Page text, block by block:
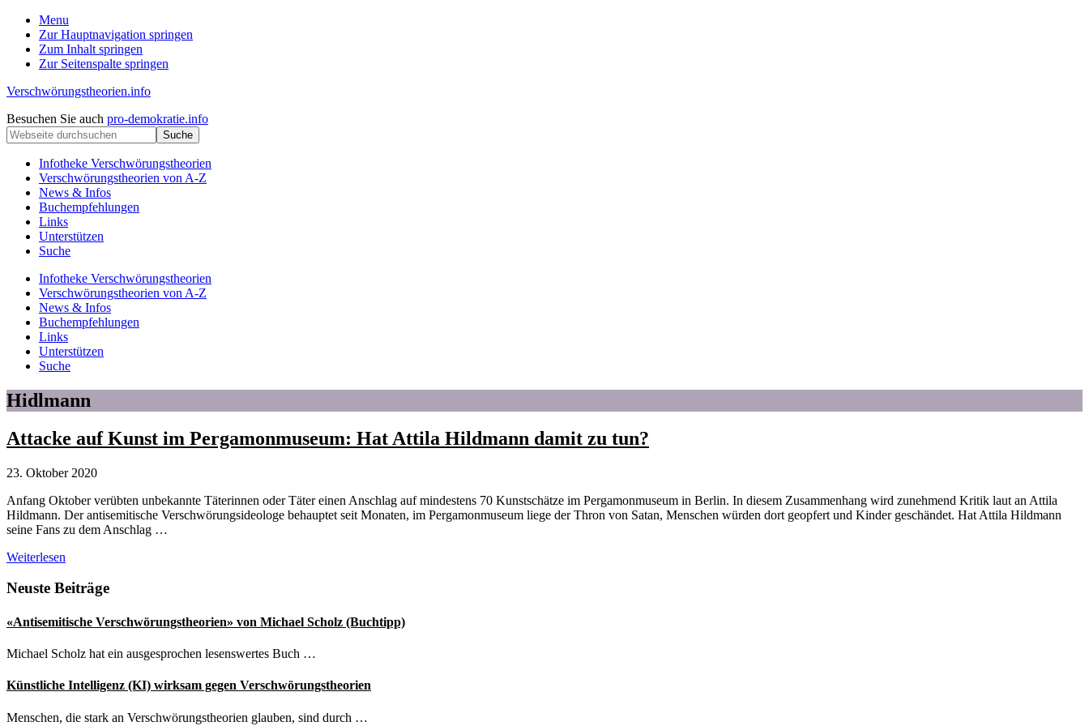
Menu
Zur Hauptnavigation springen
Zum Inhalt springen
Zur Seitenspalte springen
Verschwörungstheorien.info
Beiträge
zu
Merkmalen,
Funktionen
Risiken
konspirationistischen
Denkens
Kopfzeile
rechts
Besuchen Sie auch pro-demokratie.info
Webseite
durchsuchen
Infotheke Verschwörungstheorien
Verschwörungstheorien von A-Z
News & Infos
Buchempfehlungen
Links
Unterstützen
Suche
Infotheke Verschwörungstheorien
Verschwörungstheorien von A-Z
News & Infos
Buchempfehlungen
Links
Unterstützen
Suche
Hidlmann
Attacke auf Kunst im Pergamonmuseum: Hat Attila Hildmann damit zu tun?
23. Oktober 2020
Anfang Oktober verübten unbekannte Täterinnen oder Täter einen Anschlag auf mindestens 70 Kunstschätze im Pergamonmuseum in Berlin. In diesem Zusammenhang wird zunehmend Kritik laut an Attila
Hildmann. Der antisemitische Verschwörungsideologe behauptet seit Monaten, im Pergamonmuseum liege der Thron von Satan, Menschen würden dort geopfert und Kinder geschändet. Hat Attila Hildmann
seine Fans zu dem Anschlag …
Attacke
Kunst
Pergamonmuseum:
Hat
Hildmann
zu
Weiterlesen
Seitenspalte
Neuste Beiträge
«Antisemitische Verschwörungstheorien» von Michael Scholz (Buchtipp)
Michael Scholz hat ein ausgesprochen lesenswertes Buch …
Künstliche Intelligenz (KI) wirksam gegen Verschwörungstheorien
Menschen, die stark an Verschwörungstheorien glauben, sind durch …